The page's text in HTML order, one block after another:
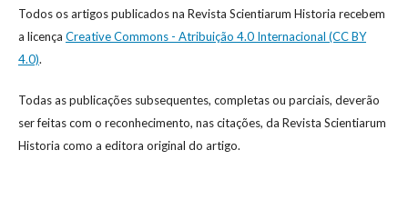
Todos os artigos publicados na Revista Scientiarum Historia recebem
a licença Creative Commons - Atribuição 4.0 Internacional (CC BY
4.0).
Todas as publicações subsequentes, completas ou parciais, deverão
ser feitas com o reconhecimento, nas citações, da Revista Scientiarum
Historia como a editora original do artigo.